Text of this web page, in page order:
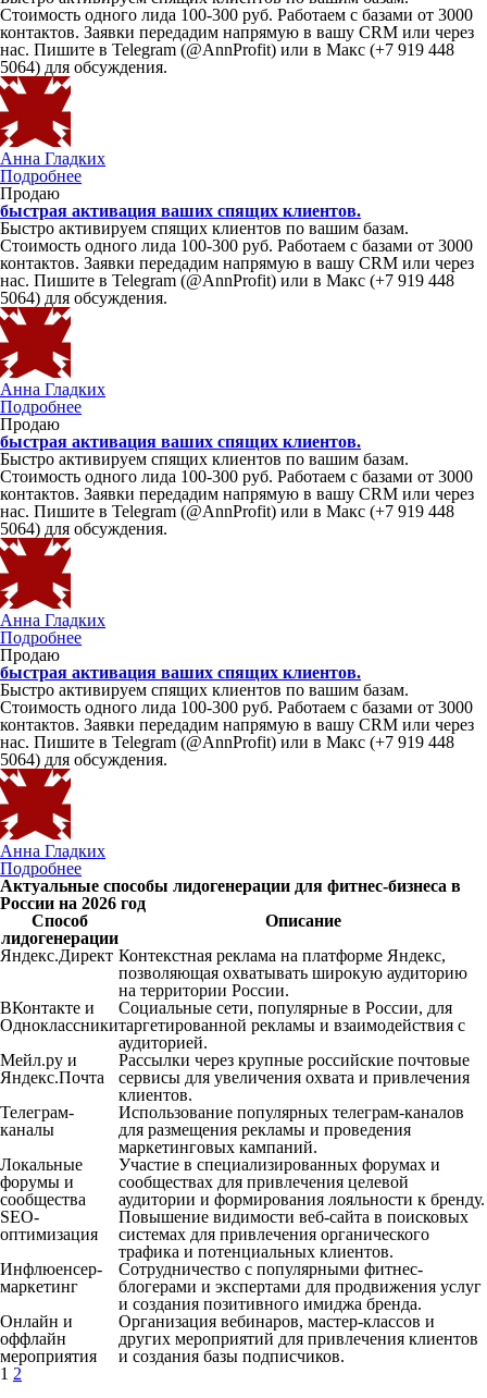
Стоимость одного лида 100-300 руб. Работаем с базами от 3000
контактов. Заявки передадим напрямую в вашу CRM или через
нас. Пишите в Telegram (@AnnProfit) или в Макс (+7 919 448
5064) для обсуждения.
Анна Гладких
Подробнее
Продаю
быстрая активация ваших спящих клиентов.
Быстро активируем спящих клиентов по вашим базам.
Стоимость одного лида 100-300 руб. Работаем с базами от 3000
контактов. Заявки передадим напрямую в вашу CRM или через
нас. Пишите в Telegram (@AnnProfit) или в Макс (+7 919 448
5064) для обсуждения.
Анна Гладких
Подробнее
Продаю
быстрая активация ваших спящих клиентов.
Быстро активируем спящих клиентов по вашим базам.
Стоимость одного лида 100-300 руб. Работаем с базами от 3000
контактов. Заявки передадим напрямую в вашу CRM или через
нас. Пишите в Telegram (@AnnProfit) или в Макс (+7 919 448
5064) для обсуждения.
Анна Гладких
Подробнее
Продаю
быстрая активация ваших спящих клиентов.
Быстро активируем спящих клиентов по вашим базам.
Стоимость одного лида 100-300 руб. Работаем с базами от 3000
контактов. Заявки передадим напрямую в вашу CRM или через
нас. Пишите в Telegram (@AnnProfit) или в Макс (+7 919 448
5064) для обсуждения.
Анна Гладких
Подробнее
Актуальные способы лидогенерации для фитнес-бизнеса в
России на 2026 год
Способ
лидогенерации
Описание
Яндекс.Директ Контекстная реклама на платформе Яндекс,
позволяющая охватывать широкую аудиторию
на территории России.
ВКонтакте и
Одноклассники
Социальные сети, популярные в России, для
таргетированной рекламы и взаимодействия с
аудиторией.
Мейл.ру и
Яндекс.Почта
Рассылки через крупные российские почтовые
сервисы для увеличения охвата и привлечения
клиентов.
Телеграм-
каналы
Использование популярных телеграм-каналов
для размещения рекламы и проведения
маркетинговых кампаний.
Локальные
форумы и
сообщества
Участие в специализированных форумах и
сообществах для привлечения целевой
аудитории и формирования лояльности к бренду.
SEO-
оптимизация
Повышение видимости веб-сайта в поисковых
системах для привлечения органического
трафика и потенциальных клиентов.
Инфлюенсер-
маркетинг
Сотрудничество с популярными фитнес-
блогерами и экспертами для продвижения услуг
и создания позитивного имиджа бренда.
Онлайн и
оффлайн
мероприятия
Организация вебинаров, мастер-классов и
других мероприятий для привлечения клиентов
и создания базы подписчиков.
1 2